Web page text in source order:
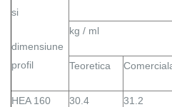
si
dimensiune
profil
kg / ml
Teoretica
HEA 160 30.4 31.2